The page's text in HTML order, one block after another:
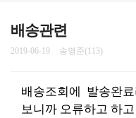
배송관련
2019-06-19 송영준(113)
배송조회에 발송완
보니까 오류하고 하